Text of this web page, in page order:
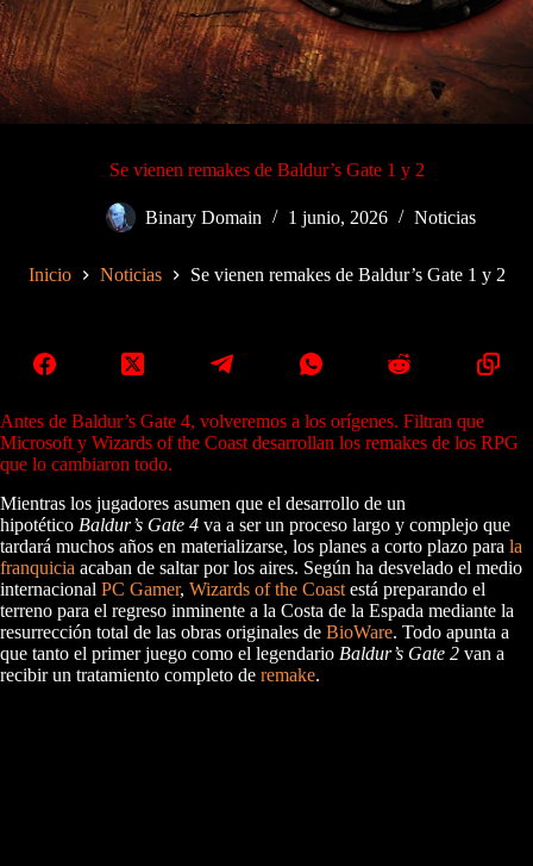
Se vienen remakes de Baldur’s Gate 1 y 2
Binary Domain 1 junio, 2026 Noticias
Inicio Noticias Se vienen remakes de Baldur’s Gate 1 y 2
Antes de Baldur’s Gate 4, volveremos a los orígenes. Filtran que
Microsoft y Wizards of the Coast desarrollan los remakes de los RPG
que lo cambiaron todo.
Mientras los jugadores asumen que el desarrollo de un
hipotético Baldur’s Gate 4 va a ser un proceso largo y complejo que
tardará muchos años en materializarse, los planes a corto plazo para la
franquicia acaban de saltar por los aires. Según ha desvelado el medio
internacional PC Gamer, Wizards of the Coast está preparando el
terreno para el regreso inminente a la Costa de la Espada mediante la
resurrección total de las obras originales de BioWare. Todo apunta a
que tanto el primer juego como el legendario Baldur’s Gate 2 van a
recibir un tratamiento completo de remake.